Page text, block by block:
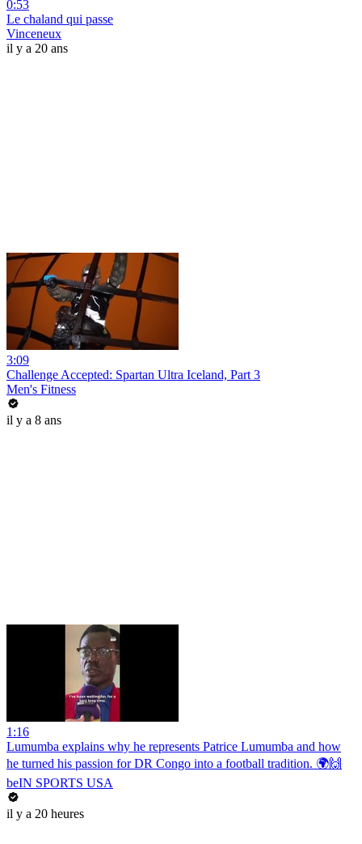
0:53
Le chaland qui passe
Vinceneux
il y a 20 ans
3:09
Challenge Accepted: Spartan Ultra Iceland, Part 3
Men's Fitness
il y a 8 ans
1:16
Lumumba explains why he represents Patrice Lumumba and how
he turned his passion for DR Congo into a football tradition. 🌍🙌
beIN SPORTS USA
il y a 20 heures